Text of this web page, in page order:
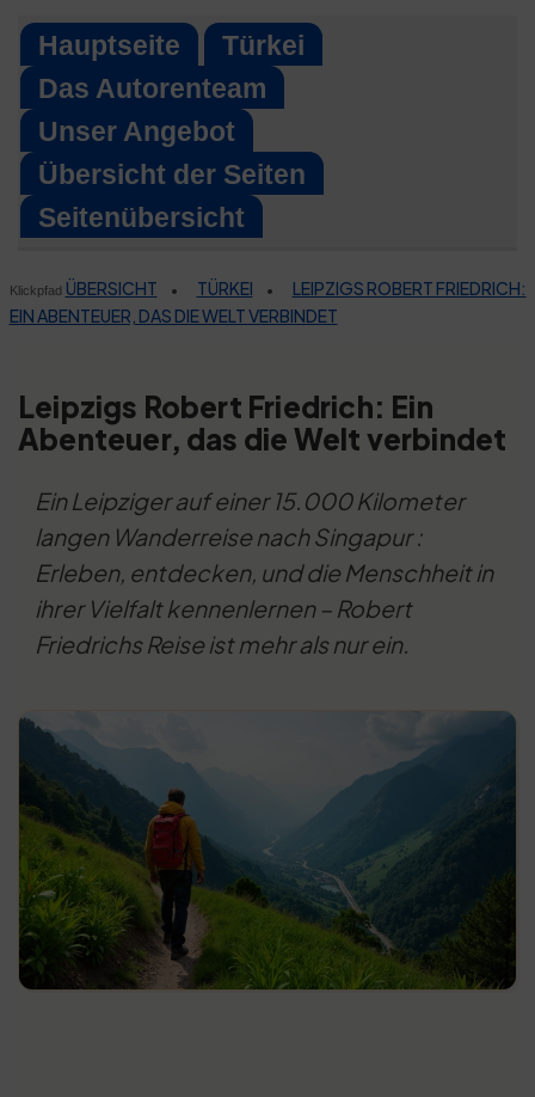
Skip
content
Hauptseite
Türkei
Das Autorenteam
Unser Angebot
Übersicht der Seiten
Seitenübersicht
Klickpfad ÜBERSICHT • TÜRKEI •
LEIPZIGS ROBERT FRIEDRICH:
EIN ABENTEUER, DAS DIE WELT VERBINDET
Leipzigs Robert Friedrich: Ein
Abenteuer, das die Welt verbindet
Ein Leipziger auf einer 15.000 Kilometer
langen Wanderreise nach Singapur :
Erleben, entdecken, und die Menschheit in
ihrer Vielfalt kennenlernen – Robert
Friedrichs Reise ist mehr als nur ein.